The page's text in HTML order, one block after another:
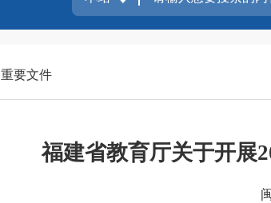
重要文件
福建省教育厅关于开展